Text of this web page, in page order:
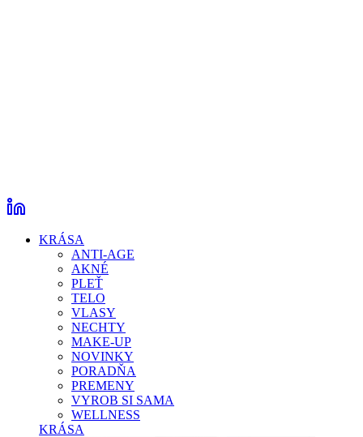
KRÁSA
ANTI-AGE
AKNÉ
PLEŤ
TELO
VLASY
NECHTY
MAKE-UP
NOVINKY
PORADŇA
PREMENY
VYROB SI SAMA
WELLNESS
KRÁSA